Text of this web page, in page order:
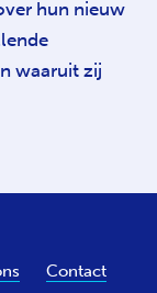
hun nieuw
waaruit zij
Contact